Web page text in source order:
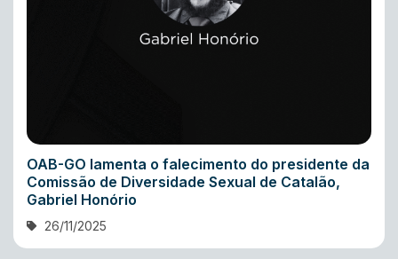
OAB-GO lamenta o falecimento do presidente da
Comissão de Diversidade Sexual de Catalão,
Gabriel Honório
26/11/2025